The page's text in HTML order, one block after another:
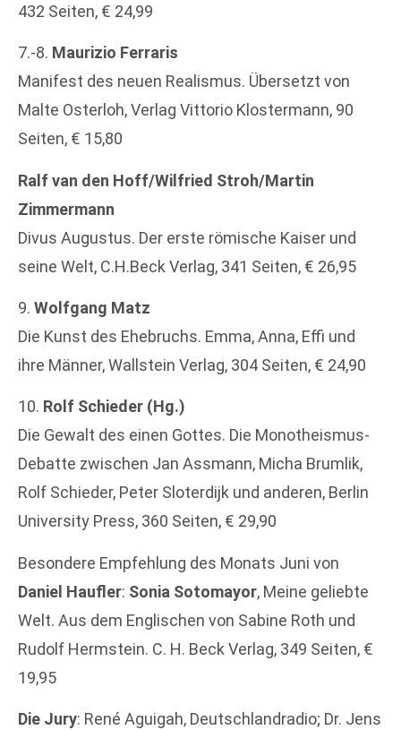
432 Seiten, € 24,99
7.-8. Maurizio Ferraris
Manifest des neuen Realismus. Übersetzt von
Malte Osterloh, Verlag Vittorio Klostermann, 90
Seiten, € 15,80
Ralf van den Hoff/Wilfried Stroh/Martin
Zimmermann
Divus Augustus. Der erste römische Kaiser und
seine Welt, C.H.Beck Verlag, 341 Seiten, € 26,95
9. Wolfgang Matz
Die Kunst des Ehebruchs. Emma, Anna, Effi und
ihre Männer, Wallstein Verlag, 304 Seiten, € 24,90
10. Rolf Schieder (Hg.)
Die Gewalt des einen Gottes. Die Monotheismus-
Debatte zwischen Jan Assmann, Micha Brumlik,
Rolf Schieder, Peter Sloterdijk und anderen, Berlin
University Press, 360 Seiten, € 29,90
Besondere Empfehlung des Monats Juni von
Daniel Haufler: Sonia Sotomayor, Meine geliebte
Welt. Aus dem Englischen von Sabine Roth und
Rudolf Hermstein. C. H. Beck Verlag, 349 Seiten, €
19,95
Die Jury: René Aguigah, Deutschlandradio; Dr. Jens